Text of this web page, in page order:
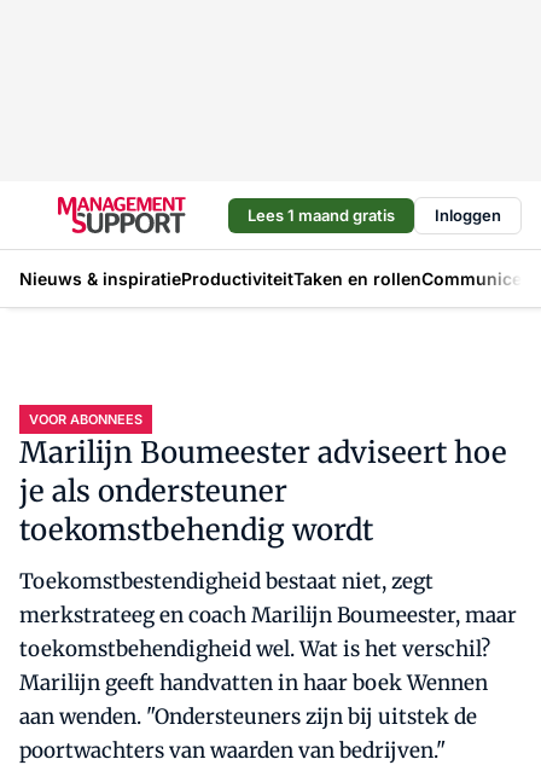
Lees 1 maand gratis Inloggen
Nieuws & inspiratieProductiviteitTaken en rollen
VOOR ABONNEES
Marilijn Boumeester adviseert hoe
je als ondersteuner
toekomstbehendig wordt
Toekomstbestendigheid bestaat niet, zegt
merkstrateeg en coach Marilijn Boumeester, maar
toekomstbehendigheid wel. Wat is het verschil?
Marilijn geeft handvatten in haar boek Wennen
aan wenden. "Ondersteuners zijn bij uitstek de
poortwachters van waarden van bedrijven."